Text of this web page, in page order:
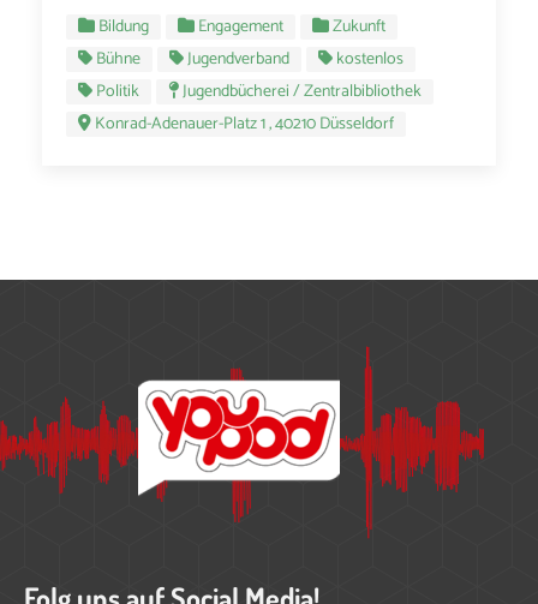
Bildung Engagement
Zukunft
Bühne
Jugendverband
kostenlos
Politik
Jugendbücherei / Zentralbibliothek
Konrad-Adenauer-Platz 1 , 40210 Düsseldorf